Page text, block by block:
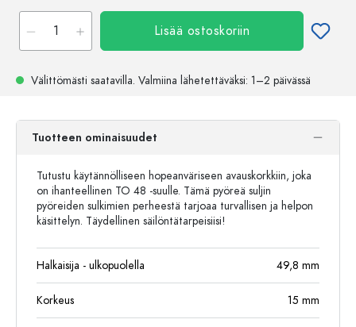
Lisää ostoskoriin
Välittömästi saatavilla. Valmiina lähetettäväksi: 1–2 päivässä
Tuotteen ominaisuudet
Tutustu käytännölliseen hopeanväriseen avauskorkkiin, joka
on ihanteellinen TO 48 -suulle. Tämä pyöreä suljin
pyöreiden sulkimien perheestä tarjoaa turvallisen ja helpon
käsittelyn. Täydellinen säilöntätarpeisiisi!
Halkaisija - ulkopuolella 49,8 mm
Korkeus 15 mm